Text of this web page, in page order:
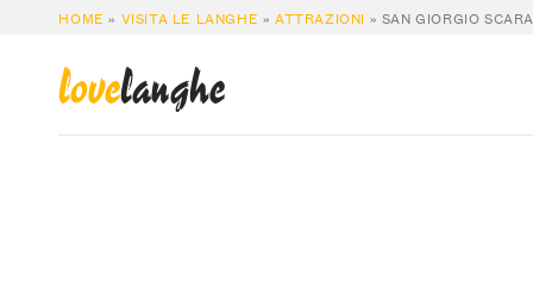
HOME » VISITA LE LANGHE » ATTRAZIONI » SAN GIORGIO
lovelanghe